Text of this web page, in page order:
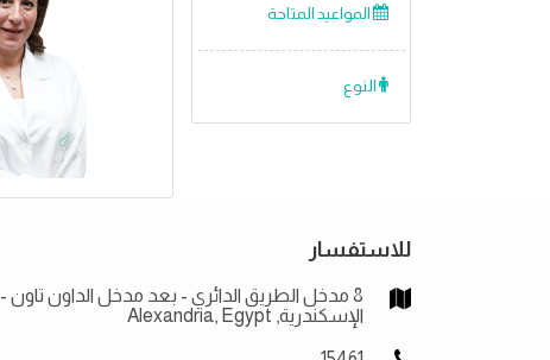
للاستفسار
8 مدخل الطريق الدائري - بعد مدخل الداون تاون -
الإسكندرية, Alexandria, Egypt